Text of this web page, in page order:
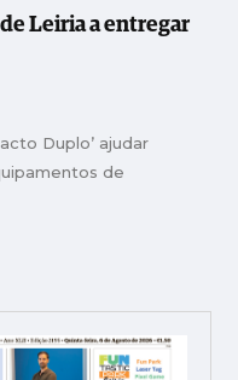
Leiria a entregar
Duplo’ ajudar
de